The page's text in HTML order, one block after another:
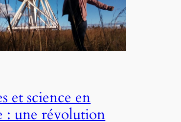
et science en
: une révolution